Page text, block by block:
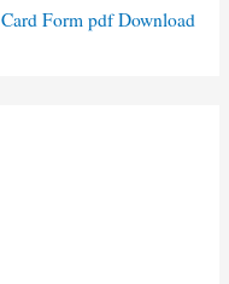
Card Form pdf Download